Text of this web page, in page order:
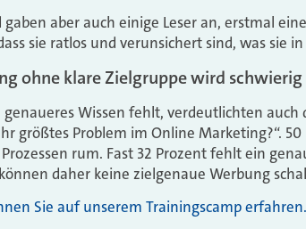
aber auch einige Leser an, erstmal
sie ratlos und verunsichert sind, was sie
ohne klare Zielgruppe wird schwierig
genaueres Wissen fehlt, verdeutlichten
größtes Problem im Online Marketing?“.
rum. Fast 32 Prozent fehlt ein
daher keine zielgenaue Werbung
Sie auf unserem Trainingscamp